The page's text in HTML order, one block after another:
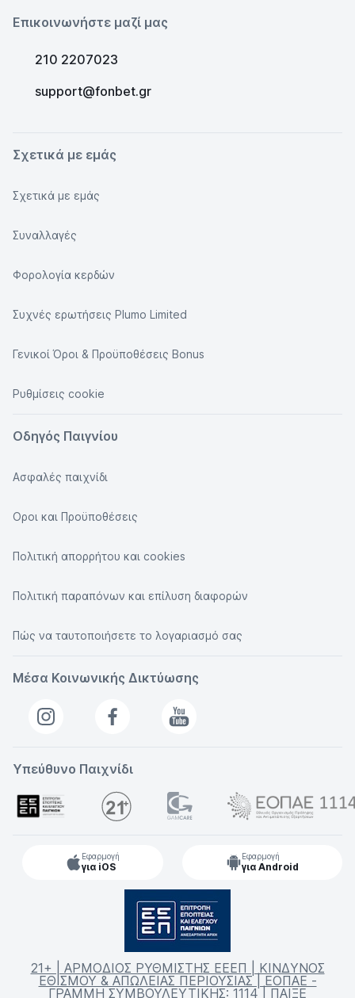
Επικοινωνήστε μαζί μας
210 2207023
support@fonbet.gr
Σχετικά με εμάς
Σχετικά με εμάς
Συναλλαγές
Φορολογία κερδών
Συχνές ερωτήσεις Plumo Limited
Γενικοί Όροι & Προϋποθέσεις Bonus
Ρυθμίσεις cookie
Οδηγός Παιγνίου
Ασφαλές παιχνίδι
Οροι και Προϋποθέσεις
Πολιτική απορρήτου και cookies
Πολιτική παραπόνων και επίλυση διαφορών
Πώς να ταυτοποιήσετε το λογαριασμό σας
Μέσα Κοινωνικής Δικτύωσης
Υπεύθυνο Παιχνίδι
Εφαρμογή
για iOS
Εφαρμογή
για Android
21+ | ΑΡΜΟΔΙΟΣ ΡΥΘΜΙΣΤΗΣ ΕΕΕΠ | ΚΙΝΔΥΝΟΣ
ΕΘΙΣΜΟΥ & ΑΠΩΛΕΙΑΣ ΠΕΡΙΟΥΣΙΑΣ | ΕΟΠΑΕ -
ΓΡΑΜΜΗ ΣΥΜΒΟΥΛΕΥΤΙΚΗΣ: 1114 | ΠΑΙΞΕ